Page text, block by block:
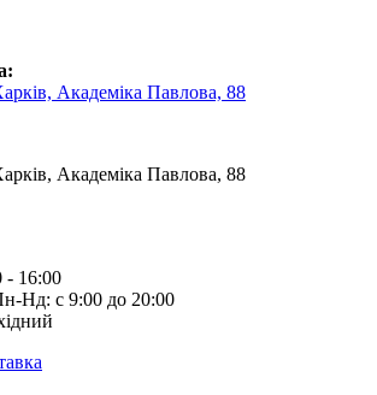
Академіка Павлова, 88
Академіка Павлова, 88
16:00
Нд: с 9:00 до 20:00